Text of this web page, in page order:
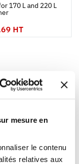
mesure en
le contenu
relatives aux
170 L and 220 L
HT
cart